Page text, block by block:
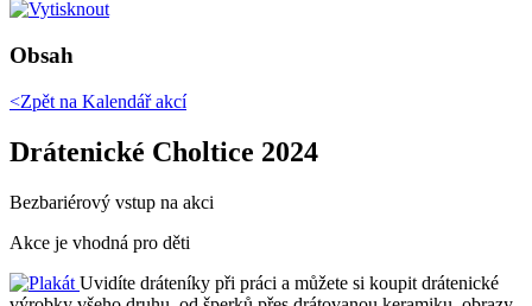
Obsah
<Zpět na Kalendář akcí
Drátenické Choltice 2024
Bezbariérový vstup na akci
Akce je vhodná pro děti
Uvidíte dráteníky při práci a můžete si koupit drátenické